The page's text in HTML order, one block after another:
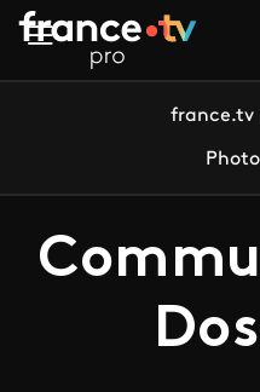
Aller au contenu principal
france.tv